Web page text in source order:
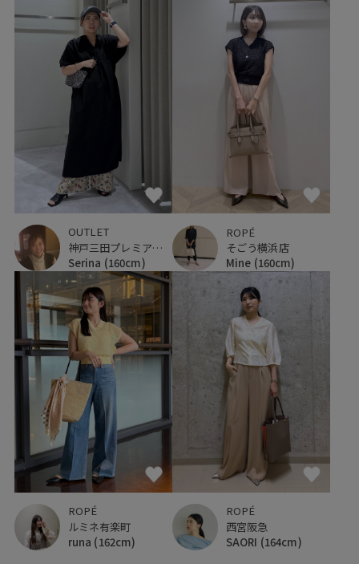
OUTLET
神戸三田プレミアム・アウトレット
Serina (160cm)
ROPÉ
そごう横浜店
Mine (160cm)
ROPÉ
ルミネ有楽町
runa (162cm)
ROPÉ
西宮阪急
SAORI (164cm)